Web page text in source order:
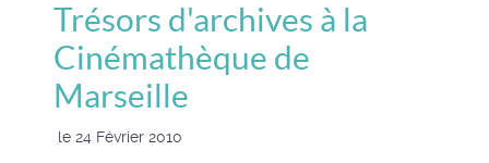
Trésors d'archives à la
Cinémathèque de
Marseille
le 24 Février 2010